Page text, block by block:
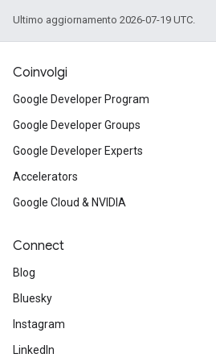
Ultimo aggiornamento 2026-07-19 UTC.
Coinvolgi
Google Developer Program
Google Developer Groups
Google Developer Experts
Accelerators
Google Cloud & NVIDIA
Connect
Blog
Bluesky
Instagram
LinkedIn